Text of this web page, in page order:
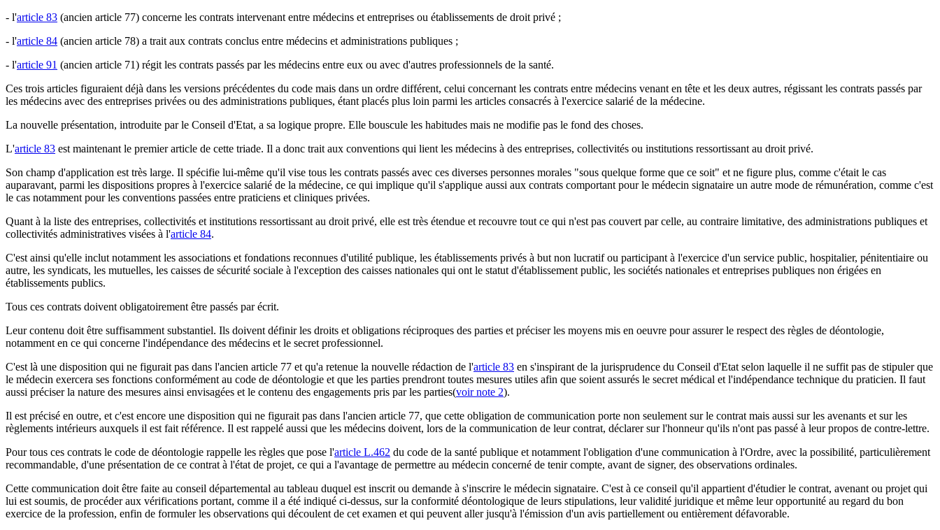
- l'article 83 (ancien article 77) concerne les contrats intervenant entre médecins et entreprises ou établissements de droit privé ;
- l'article 84 (ancien article 78) a trait aux contrats conclus entre médecins et administrations publiques ;
- l'article 91 (ancien article 71) régit les contrats passés par les médecins entre eux ou avec d'autres professionnels de la santé.
Ces trois articles figuraient déjà dans les versions précédentes du code mais dans un ordre différent, celui concernant les contrats entre médecins venant en tête et les deux autres, régissant les contrats passés par
les médecins avec des entreprises privées ou des administrations publiques, étant placés plus loin parmi les articles consacrés à l'exercice salarié de la médecine.
La nouvelle présentation, introduite par le Conseil d'Etat, a sa logique propre. Elle bouscule les habitudes mais ne modifie pas le fond des choses.
L'article 83 est maintenant le premier article de cette triade. Il a donc trait aux conventions qui lient les médecins à des entreprises, collectivités ou institutions ressortissant au droit privé.
Son champ d'application est très large. Il spécifie lui-même qu'il vise tous les contrats passés avec ces diverses personnes morales "sous quelque forme que ce soit" et ne figure plus, comme c'était le cas
auparavant, parmi les dispositions propres à l'exercice salarié de la médecine, ce qui implique qu'il s'applique aussi aux contrats comportant pour le médecin signataire un autre mode de rémunération, comme c'est
le cas notamment pour les conventions passées entre praticiens et cliniques privées.
Quant à la liste des entreprises, collectivités et institutions ressortissant au droit privé, elle est très étendue et recouvre tout ce qui n'est pas couvert par celle, au contraire limitative, des administrations publiques et
collectivités administratives visées à l'article 84.
C'est ainsi qu'elle inclut notamment les associations et fondations reconnues d'utilité publique, les établissements privés à but non lucratif ou participant à l'exercice d'un service public, hospitalier, pénitentiaire ou
autre, les syndicats, les mutuelles, les caisses de sécurité sociale à l'exception des caisses nationales qui ont le statut d'établissement public, les sociétés nationales et entreprises publiques non érigées en
établissements publics.
Tous ces contrats doivent obligatoirement être passés par écrit.
Leur contenu doit être suffisamment substantiel. Ils doivent définir les droits et obligations réciproques des parties et préciser les moyens mis en oeuvre pour assurer le respect des règles de déontologie,
notamment en ce qui concerne l'indépendance des médecins et le secret professionnel.
C'est là une disposition qui ne figurait pas dans l'ancien article 77 et qu'a retenue la nouvelle rédaction de l'article 83 en s'inspirant de la jurisprudence du Conseil d'Etat selon laquelle il ne suffit pas de stipuler que
le médecin exercera ses fonctions conformément au code de déontologie et que les parties prendront toutes mesures utiles afin que soient assurés le secret médical et l'indépendance technique du praticien. Il faut
aussi préciser la nature des mesures ainsi envisagées et le contenu des engagements pris par les parties(voir note 2).
Il est précisé en outre, et c'est encore une disposition qui ne figurait pas dans l'ancien article 77, que cette obligation de communication porte non seulement sur le contrat mais aussi sur les avenants et sur les
règlements intérieurs auxquels il est fait référence. Il est rappelé aussi que les médecins doivent, lors de la communication de leur contrat, déclarer sur l'honneur qu'ils n'ont pas passé à leur propos de contre-lettre.
Pour tous ces contrats le code de déontologie rappelle les règles que pose l'article L.462 du code de la santé publique et notamment l'obligation d'une communication à l'Ordre, avec la possibilité, particulièrement
recommandable, d'une présentation de ce contrat à l'état de projet, ce qui a l'avantage de permettre au médecin concerné de tenir compte, avant de signer, des observations ordinales.
Cette communication doit être faite au conseil départemental au tableau duquel est inscrit ou demande à s'inscrire le médecin signataire. C'est à ce conseil qu'il appartient d'étudier le contrat, avenant ou projet qui
lui est soumis, de procéder aux vérifications portant, comme il a été indiqué ci-dessus, sur la conformité déontologique de leurs stipulations, leur validité juridique et même leur opportunité au regard du bon
exercice de la profession, enfin de formuler les observations qui découlent de cet examen et qui peuvent aller jusqu'à l'émission d'un avis partiellement ou entièrement défavorable.